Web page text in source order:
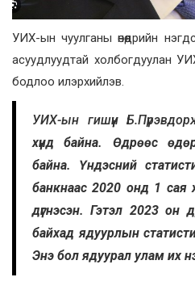
УИХ-ын чуулганы өнөөдрийн
асуудлуудтай холбогдуулан
бодлоо илэрхийлэв.
УИХ-ын гишүүн
хүнд байна. Өдрөөс
байна. Үндэсний
банкнаас 2020 онд 1 сая
дүгнэсэн. Гэтэл 2023 он
байхад ядуурлын
Энэ бол ядуурал улам их